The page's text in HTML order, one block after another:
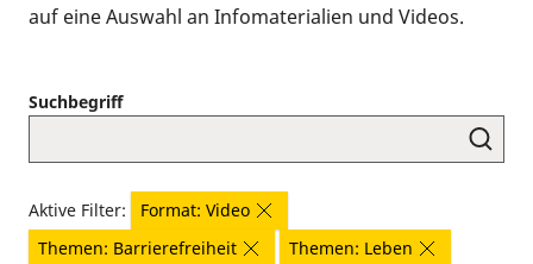
auf eine Auswahl an Infomaterialien und Videos.
Suchbegriff
Aktive Filter:
Format: Video
Themen: Barrierefreiheit
Themen: Leben